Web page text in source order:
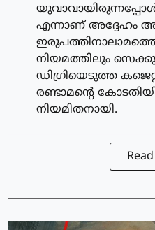
എന്നാണ് അദ്ദേഹം
നിയമത്തിലും
ഡിഗ്രിയെടുത്ത
രണ്ടാമന്റെ
നിയമിതനായി.